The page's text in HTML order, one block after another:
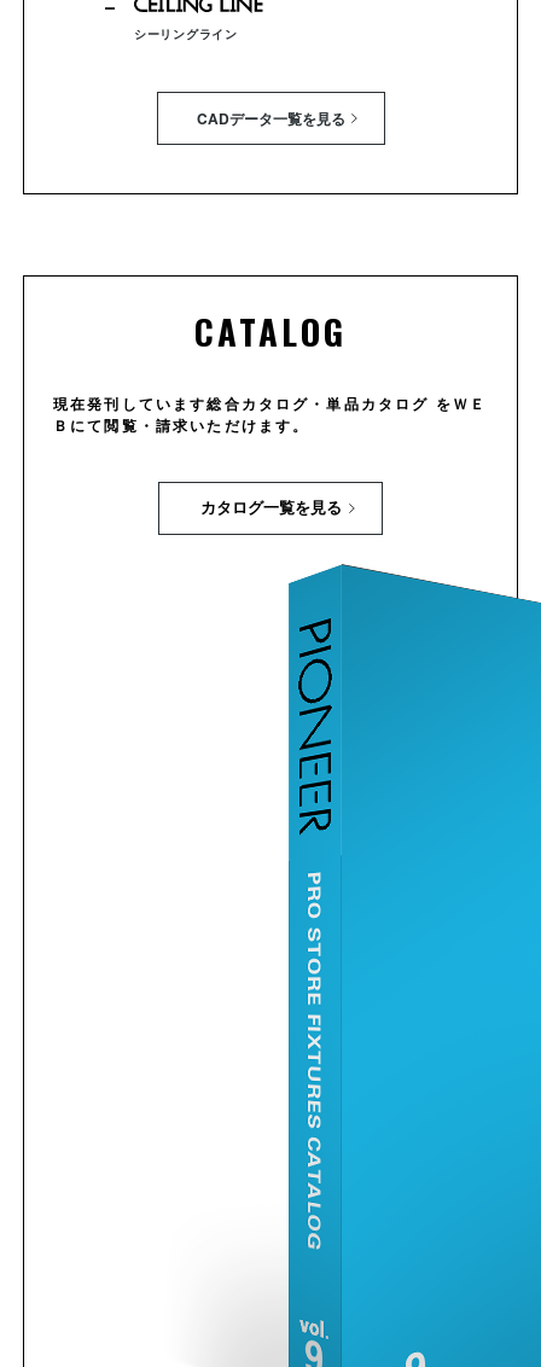
シーリングライン
CADデータ一覧を見る
CATALOG
現在発刊しています総合カタログ・単品カタログ をＷＥ
Ｂにて閲覧・請求いただけます。
カタログ一覧を見る